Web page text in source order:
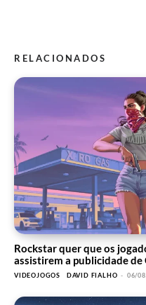
RELACIONADOS
Rockstar quer que os
assistirem a publicidade
VIDEOJOGOS DAVID FIALHO - 06/